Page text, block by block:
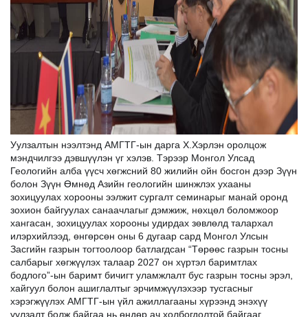
Уулзалтын нээлтэнд АМГТГ-ын дарга Х.Хэрлэн оролцож
мэндчилгээ дэвшүүлэн үг хэлэв. Тэрээр Монгол Улсад
Геологийн алба үүсч хөгжсний 80 жилийн ойн босгон дээр Зүүн
болон Зүүн Өмнөд Азийн геологийн шинжлэх ухааны
зохицуулах хорооны ээлжит сургалт семинарыг манай оронд
зохион байгуулах санаачлагыг дэмжиж, нөхцөл боломжоор
хангасан, зохицуулах хорооны удирдах зөвлөлд талархал
илэрхийлээд, өнгөрсөн оны 6 дугаар сард Монгол Улсын
Засгийн газрын тогтоолоор батлагдсан “Төрөөс газрын тосны
салбарыг хөгжүүлэх талаар 2027 он хүртэл баримтлах
бодлого”-ын баримт бичигт уламжлалт бус газрын тосны эрэл,
хайгуул болон ашиглалтыг эрчимжүүлэхээр тусгасныг
хэрэгжүүлэх АМГТГ-ын үйл ажиллагааны хүрээнд энэхүү
уулзалт болж байгаа нь өндөр ач холбогдолтой байгааг